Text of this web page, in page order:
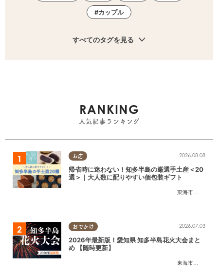
カップル
すべてのタグを見る
RANKING
人気記事ランキング
お店
東海市
,大府市
2026.08.08
帰省時に迷わない！知多半島の厳選手土産＜20
選＞｜大人数に配りやすい個包装ギフト
おでかけ
東海市
,大府市
2026.07.03
2026年最新版！愛知県 知多半島花火大会まと
め 【随時更新】